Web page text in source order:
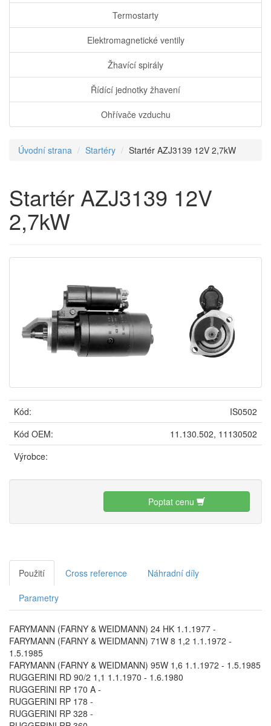
Termostarty
Elektromagnetické ventily
Žhavící spirály
Řídící jednotky žhavení
Ohřívače vzduchu
Úvodní strana Startéry Startér AZJ3139 12V 2,7kW
Startér AZJ3139 12V
2,7kW
Kód:
IS0502
Kód OEM:
11.130.502, 11130502
Výrobce:
Poptat cenu
Použití Cross reference Náhradní díly
Parametry
FARYMANN (FARNY & WEIDMANN) 24 HK 1.1.1977 -
FARYMANN (FARNY & WEIDMANN) 71W 8 1,2 1.1.1972 -
1.5.1985
FARYMANN (FARNY & WEIDMANN) 95W 1,6 1.1.1972 - 1.5.1985
RUGGERINI RD 90/2 1,1 1.1.1970 - 1.6.1980
RUGGERINI RP 170 A -
RUGGERINI RP 178 -
RUGGERINI RP 328 -